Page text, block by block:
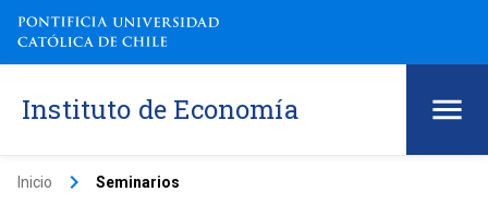
Instituto de Economía
Inicio keyboard_arrow_right Seminarios